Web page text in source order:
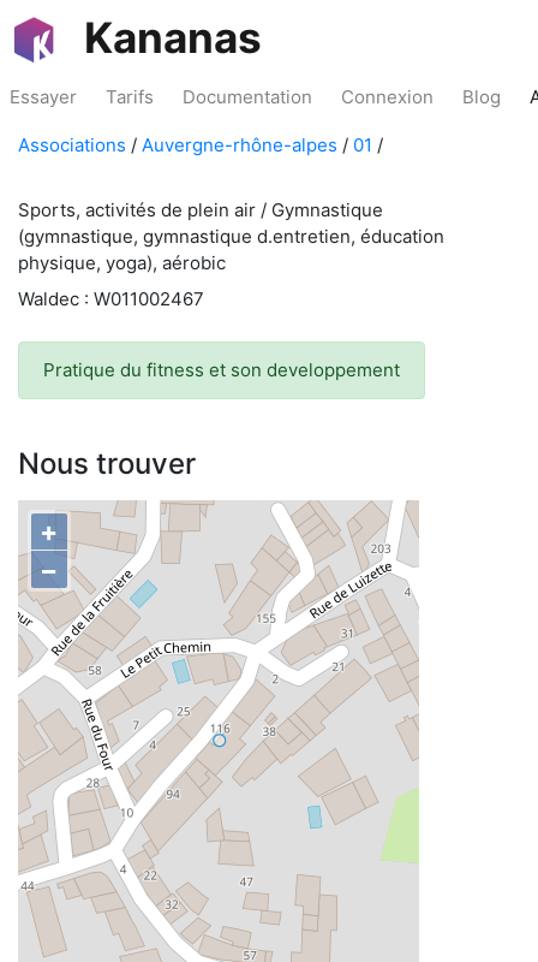
Kananas
Essayer Tarifs Documentation Connexion Blog
Associations / Auvergne-rhône-alpes / 01 /
Sports, activités de plein air / Gymnastique
(gymnastique, gymnastique d.entretien, éducation
physique, yoga), aérobic
Waldec : W011002467
Pratique du fitness et son developpement
Nous trouver
+
−